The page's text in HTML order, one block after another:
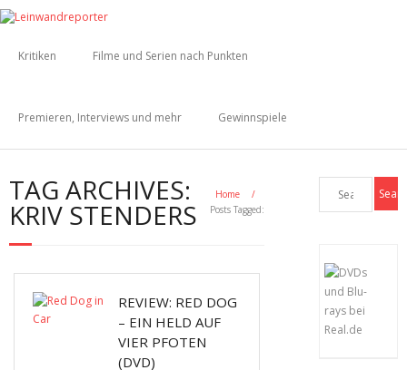
Kritiken Filme und Serien nach Punkten
Premieren, Interviews und mehr Gewinnspiele
TAG ARCHIVES:
KRIV STENDERS
Home
/
Posts Tagged:
REVIEW: RED DOG
– EIN HELD AUF
VIER PFOTEN
(DVD)